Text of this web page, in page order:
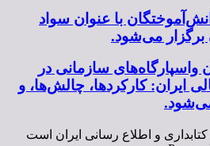
با عنوان سواد
سازمانی در
کارکردها، چالش‌ها، و
و اطلاع رسانی ایران است